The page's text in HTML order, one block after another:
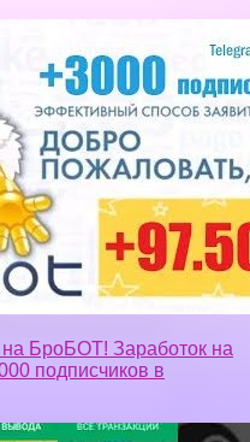
БроБОТ! Заработок на
подписчиков в